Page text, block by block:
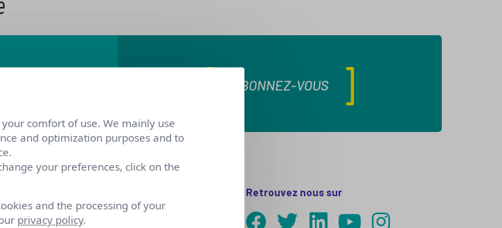
ABONNEZ-VOUS
Nos partenariats
Retrouvez nous sur
comfort of use. We mainly use
and optimization purposes and to
your preferences, click on the
and the processing of your
privacy policy.